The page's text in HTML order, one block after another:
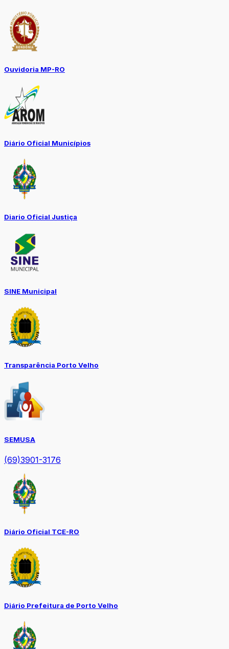
Ouvidoria MP-RO
Diário Oficial Municípios
Diario Oficial Justiça
SINE Municipal
Transparência Porto Velho
SEMUSA
(69)3901-3176
Diário Oficial TCE-RO
Diário Prefeitura de Porto Velho